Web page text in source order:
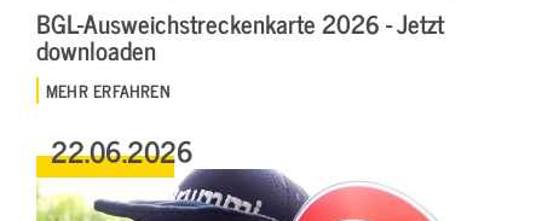
BGL-Ausweichstreckenkarte 2026 - Jetzt
downloaden
MEHR ERFAHREN
22.06.2026